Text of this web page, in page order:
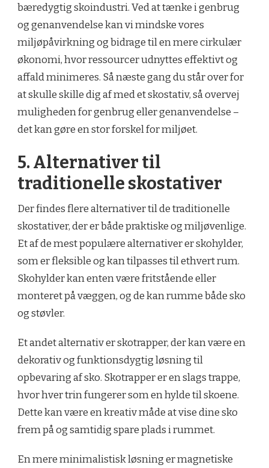
bæredygtig skoindustri. Ved at tænke i genbrug
og genanvendelse kan vi mindske vores
miljøpåvirkning og bidrage til en mere cirkulær
økonomi, hvor ressourcer udnyttes effektivt og
affald minimeres. Så næste gang du står over for
at skulle skille dig af med et skostativ, så overvej
muligheden for genbrug eller genanvendelse –
det kan gøre en stor forskel for miljøet.
5. Alternativer til
traditionelle skostativer
Der findes flere alternativer til de traditionelle
skostativer, der er både praktiske og miljøvenlige.
Et af de mest populære alternativer er skohylder,
som er fleksible og kan tilpasses til ethvert rum.
Skohylder kan enten være fritstående eller
monteret på væggen, og de kan rumme både sko
og støvler.
Et andet alternativ er skotrapper, der kan være en
dekorativ og funktionsdygtig løsning til
opbevaring af sko. Skotrapper er en slags trappe,
hvor hver trin fungerer som en hylde til skoene.
Dette kan være en kreativ måde at vise dine sko
frem på og samtidig spare plads i rummet.
En mere minimalistisk løsning er magnetiske